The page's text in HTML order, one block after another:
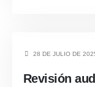
28 DE JULIO DE
Revisión